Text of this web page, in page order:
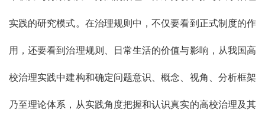
实践的研究模式。在治理规则中，不仅要看到正式制度的作
用，还要看到治理规则、日常生活的价值与影响，从我国高
校治理实践中建构和确定问题意识、概念、视角、分析框架
乃至理论体系，从实践角度把握和认识真实的高校治理及其